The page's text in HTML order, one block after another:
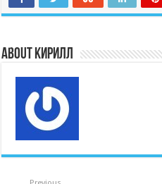
About Кирилл